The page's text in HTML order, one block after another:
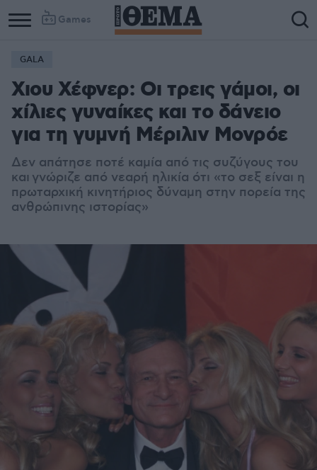
Games
GALA
Χιου Χέφνερ: Οι τρεις γάμοι, οι
χίλιες γυναίκες και το δάνειο
για τη γυμνή Μέριλιν Μονρόε
Δεν απάτησε ποτέ καμία από τις συζύγους του
και γνώριζε από νεαρή ηλικία ότι «το σεξ είναι η
πρωταρχική κινητήριος δύναμη στην πορεία της
ανθρώπινης ιστορίας»